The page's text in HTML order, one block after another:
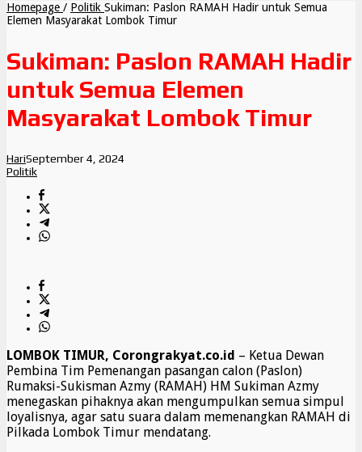
Homepage / Politik Sukiman: Paslon RAMAH Hadir untuk Semua
Elemen Masyarakat Lombok Timur
Sukiman: Paslon RAMAH Hadir
untuk Semua Elemen
Masyarakat Lombok Timur
HariSeptember 4, 2024
Politik
LOMBOK TIMUR, Corongrakyat.co.id – Ketua Dewan
Pembina Tim Pemenangan pasangan calon (Paslon)
Rumaksi-Sukisman Azmy (RAMAH) HM Sukiman Azmy
menegaskan pihaknya akan mengumpulkan semua simpul
loyalisnya, agar satu suara dalam memenangkan RAMAH di
Pilkada Lombok Timur mendatang.